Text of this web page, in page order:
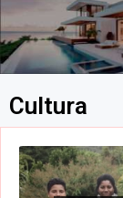
Cultura